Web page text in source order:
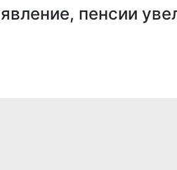
пенсии